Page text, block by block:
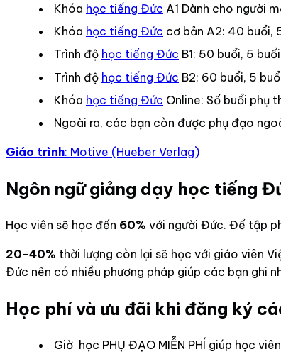
Khóa học tiếng Đức A1 Dành cho người
Khóa học tiếng Đức cơ bản A2: 40 buổi,
Trình độ học tiếng Đức B1: 50 buổi, 5
Trình độ học tiếng Đức B2: 60 buổi, 5
Khóa học tiếng Đức Online: Số buổi phụ
Ngoài ra, các bạn còn được phụ đạo
Giáo trình: Motive (Hueber Verlag)
Ngôn ngữ giảng dạy học tiếng
Học viên sẽ học đến 60% với người Đức. Để tập
20-40% thời lượng còn lại sẽ học với giáo viên
Đức nên có nhiều phương pháp giúp các bạn ghi
Học phí và ưu đãi khi đăng ký
Giờ học PHỤ ĐẠO MIỄN PHÍ giúp học